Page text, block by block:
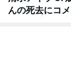
んの死去にコ